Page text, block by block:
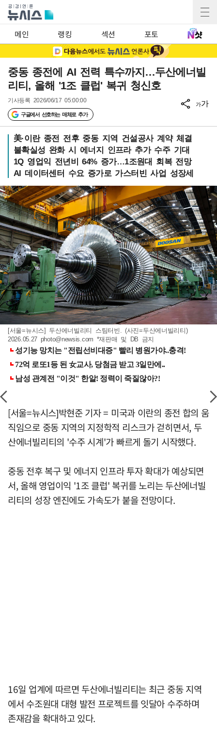
메인 랭킹 섹션 포토
중동 종전에 AI 전력 특수까지…두산에너빌
리티, 올해 '1조 클럽' 복귀 청신호
기사등록 2026/06/17 05:00:00
구글에서 선호하는 매체로 추가
가가
美·이란 종전 전후 중동 지역 건설공사 계약 체결
불확실성 완화 시 에너지 인프라 추가 수주 기대
1Q 영업익 전년비 64% 증가…1조원대 회복 전망
AI 데이터센터 수요 증가로 가스터빈 사업 성장세
[서울=뉴시스] 두산에너빌리티 스팀터빈. (사진=두산에너빌리티)
2026.05.27 photo@newsis.com *재판매 및 DB 금지
[서울=뉴시스]박현준 기자 = 미국과 이란의 종전 합의 움
직임으로 중동 지역의 지정학적 리스크가 걷히면서, 두
산에너빌리티의 '수주 시계'가 빠르게 돌기 시작했다.
중동 전후 복구 및 에너지 인프라 투자 확대가 예상되면
서, 올해 영업이익 '1조 클럽' 복귀를 노리는 두산에너빌
리티의 성장 엔진에도 가속도가 붙을 전망이다.
16일 업계에 따르면 두산에너빌리티는 최근 중동 지역
에서 수조원대 대형 발전 프로젝트를 잇달아 수주하며
존재감을 확대하고 있다.